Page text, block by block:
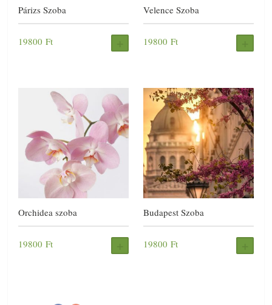
Párizs Szoba
19800Ft FOGLALÁS
Velence Szoba
19800 Ft
Orchidea szoba
19800Ft FOGLALÁS
Budapest Szoba
19800 Ft